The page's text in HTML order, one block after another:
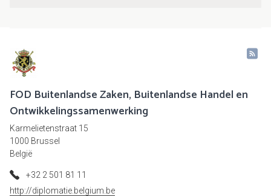
FOD Buitenlandse Zaken, Buitenlandse Handel en
Ontwikkelingssamenwerking
Karmelietenstraat 15
1000 Brussel
België
+32 2 501 81 11
http://diplomatie.belgium.be